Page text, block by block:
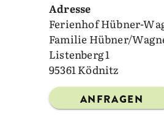
Adresse
Ferienhof Hübner-
Familie Hübner/
Listenberg 1
95361 Ködnitz
ANFRAGEN